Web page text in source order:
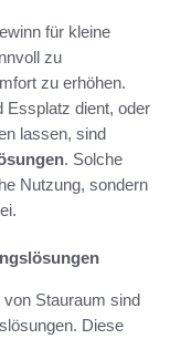
für kleine
zu
zu erhöhen.
Essplatz dient, oder
lassen, sind
. Solche
Nutzung, sondern
Stauraum sind
Diese